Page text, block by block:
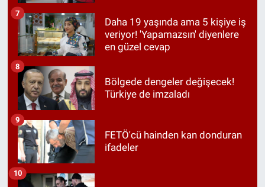
Daha 19 yaşında ama 5 kişiye iş
veriyor! 'Yapamazsın' diyenlere
en güzel cevap
7
Bölgede dengeler değişecek!
Türkiye de imzaladı
8
FETÖ'cü hainden kan donduran
ifadeler
9
10